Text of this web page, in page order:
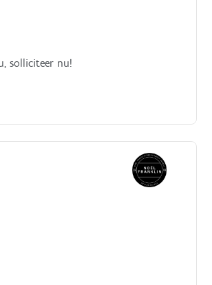
solliciteer nu!